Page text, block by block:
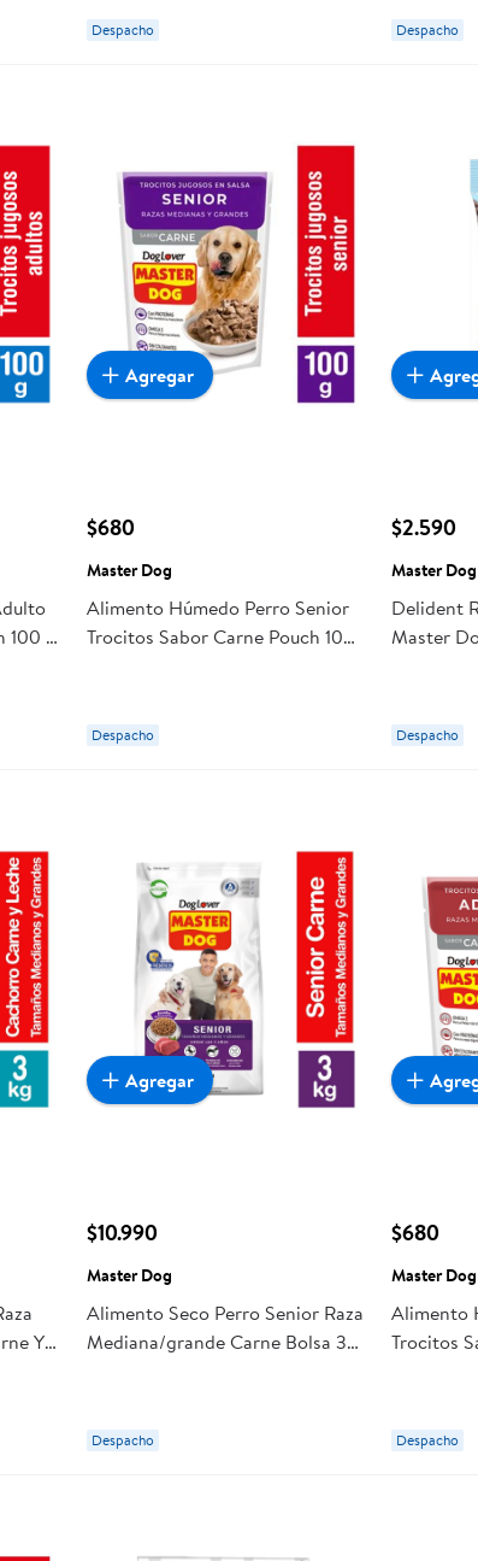
Despacho Despacho
100 g
$680
Master Dog
Alimento Húmedo Perro Senior
Trocitos Sabor Carne Pouch 100
Despacho
Agregar
$2.590
Master Dog
Delident
Master
Despacho
Y
$10.990
Master Dog
Alimento Seco Perro Senior Raza
Mediana/grande Carne Bolsa 3
Despacho
Agregar
$680
Master Dog
Alimento
Trocitos
Despacho